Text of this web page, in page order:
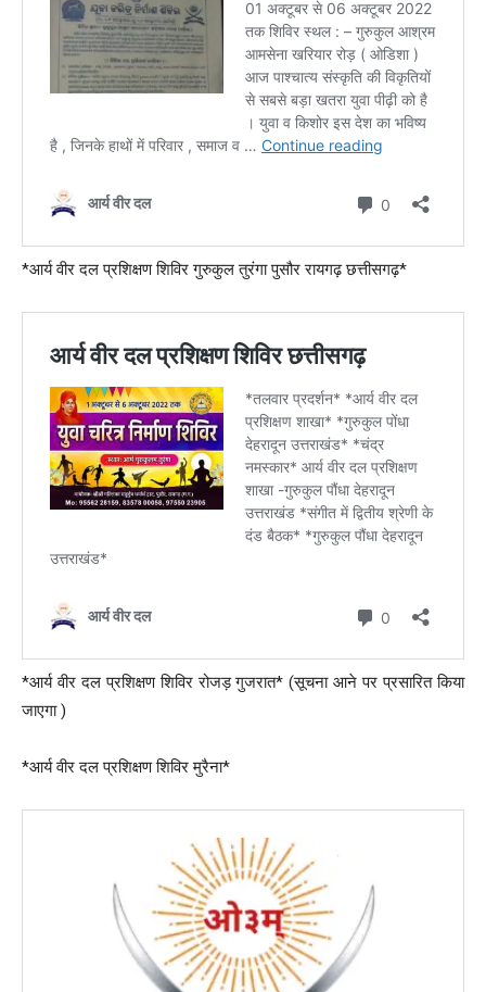
*आर्य वीर दल प्रशिक्षण शिविर गुरुकुल तुरंगा पुसौर रायगढ़ छत्तीसगढ़*
*आर्य वीर दल प्रशिक्षण शिविर रोजड़ गुजरात* (सूचना आने पर प्रसारित किया
जाएगा )
*आर्य वीर दल प्रशिक्षण शिविर मुरैना*